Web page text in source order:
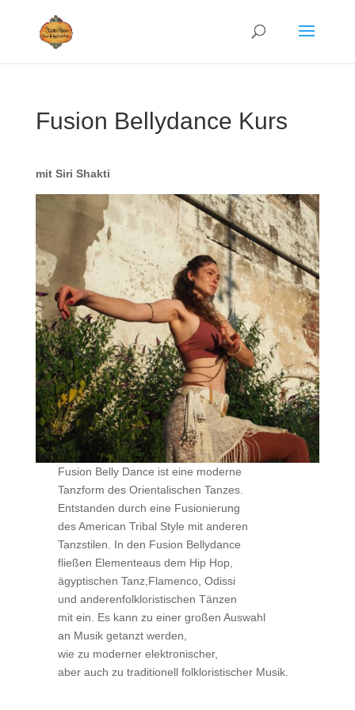
Fusion Bellydance Kurs
mit Siri Shakti
Fusion Belly Dance ist eine moderne
Tanzform des Orientalischen Tanzes.
Entstanden durch eine Fusionierung
des American Tribal Style mit anderen
Tanzstilen. In den Fusion Bellydance
fließen Elementeaus dem Hip Hop,
ägyptischen Tanz,Flamenco, Odissi
und anderenfolkloristischen Tänzen
mit ein. Es kann zu einer großen Auswahl
an Musik getanzt werden,
wie zu moderner elektronischer,
aber auch zu traditionell folkloristischer Musik.